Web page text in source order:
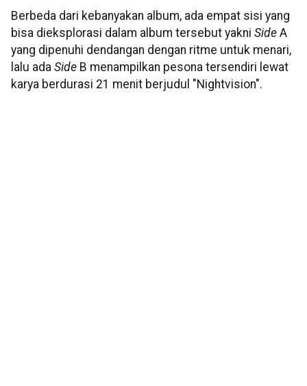
Berbeda dari kebanyakan album, ada empat sisi yang
bisa dieksplorasi dalam album tersebut yakni Side A
yang dipenuhi dendangan dengan ritme untuk menari,
lalu ada Side B menampilkan pesona tersendiri lewat
karya berdurasi 21 menit berjudul "Nightvision".